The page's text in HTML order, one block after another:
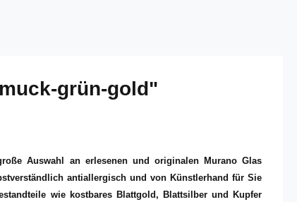
grün-gold"
Auswahl an erlesenen und originalen Murano Glas
antiallergisch und von Künstlerhand für Sie
wie kostbares Blattgold, Blattsilber und Kupfer